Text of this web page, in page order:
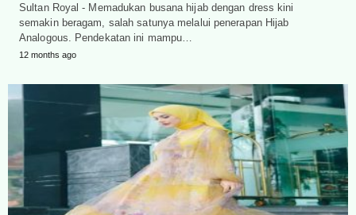
Sultan Royal - Memadukan busana hijab dengan dress kini
semakin beragam, salah satunya melalui penerapan Hijab
Analogous. Pendekatan ini mampu…
12 months ago